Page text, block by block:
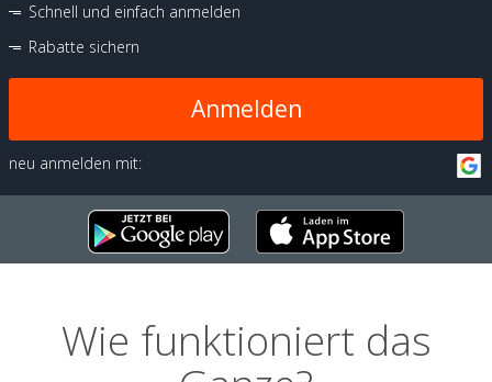
Schnell und einfach anmelden
Rabatte sichern
Anmelden
neu anmelden mit:
Wie funktioniert das